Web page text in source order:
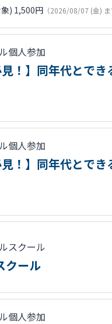
) 1,500円 （2026/08/07 (金) ま
個人参加
】同年代とでき
個人参加
】同年代とでき
スクール
クール
個人参加